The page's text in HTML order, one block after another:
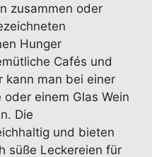
zusammen oder
Hunger
Cafés und
kann man bei einer
einem Glas Wein
Die
und bieten
süße Leckereien für